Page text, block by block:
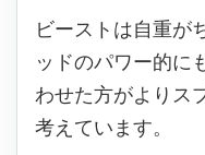
ビーストは自重が
ッドのパワー的に
わせた方がよりス
考えています。